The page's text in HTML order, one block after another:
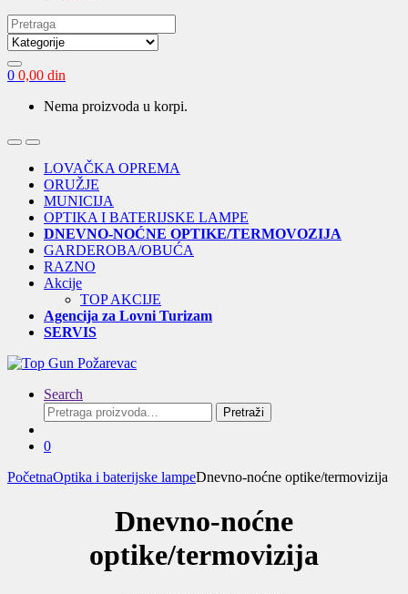
Search
for:
0 0,00 din
Nema proizvoda u korpi.
OpenClose
LOVAČKA OPREMA
ORUŽJE
MUNICIJA
OPTIKA I BATERIJSKE LAMPE
DNEVNO-NOĆNE OPTIKE/TERMOVOZIJA
GARDEROBA/OBUĆA
RAZNO
Akcije
TOP AKCIJE
Agencija za Lovni Turizam
SERVIS
Search
Pretraga
za:
Pretraži
0
PočetnaOptika i baterijske lampeDnevno-noćne optike/termovizija
Dnevno-noćne
optike/termovizija